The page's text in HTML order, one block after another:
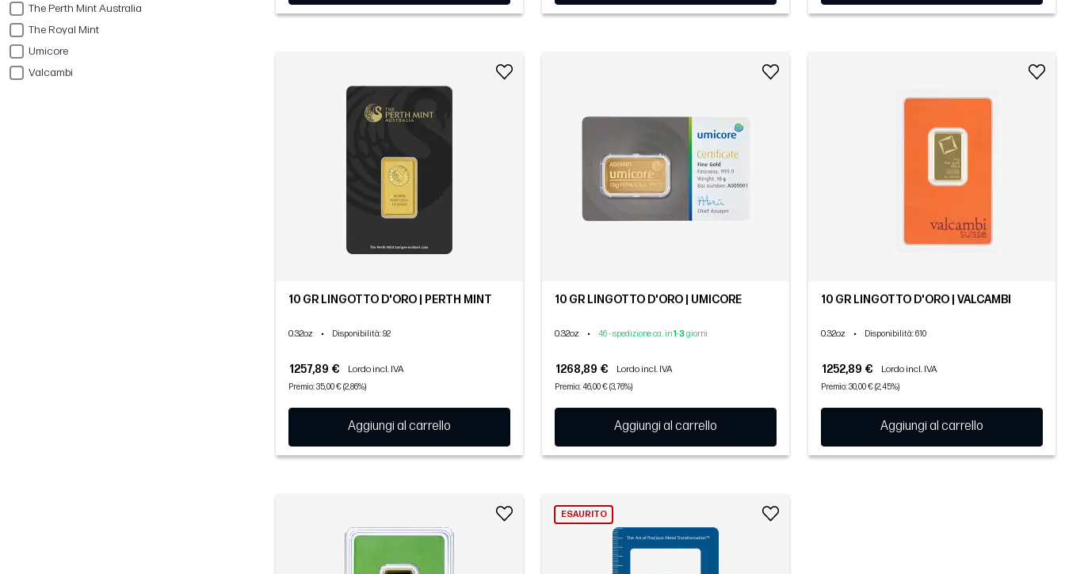
The Perth Mint Australia
The Royal Mint
Umicore
Valcambi
10 GR LINGOTTO D'ORO | PERTH MINT
0.32oz • Disponibilità: 92
1257,89 € Lordo incl. IVA
Premio: 35,00 € (2,86%)
Aggiungi al carrello
10 GR LINGOTTO D'ORO | UMICORE
0.32oz • 46 - spedizione ca. in1-3 giorni
1268,89 € Lordo incl. IVA
Premio: 46,00 € (3,76%)
Aggiungi al carrello
10 GR LINGOTTO D'ORO | VALCAMBI
0.32oz • Disponibilità: 610
1252,89 € Lordo incl. IVA
Premio: 30,00 € (2,45%)
Aggiungi al carrello
ESAURITO